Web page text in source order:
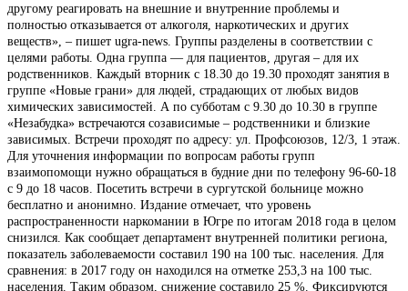
другому реагировать на внешние и внутренние проблемы и
полностью отказывается от алкоголя, наркотических и других
веществ», – пишет ugra-news. Группы разделены в соответствии с
целями работы. Одна группа — для пациентов, другая – для их
родственников. Каждый вторник с 18.30 до 19.30 проходят занятия в
группе «Новые грани» для людей, страдающих от любых видов
химических зависимостей. А по субботам с 9.30 до 10.30 в группе
«Незабудка» встречаются созависимые – родственники и близкие
зависимых. Встречи проходят по адресу: ул. Профсоюзов, 12/3, 1 этаж.
Для уточнения информации по вопросам работы групп
взаимопомощи нужно обращаться в будние дни по телефону 96-60-18
с 9 до 18 часов. Посетить встречи в сургутской больнице можно
бесплатно и анонимно. Издание отмечает, что уровень
распространенности наркомании в Югре по итогам 2018 года в целом
снизился. Как сообщает департамент внутренней политики региона,
показатель заболеваемости составил 190 на 100 тыс. населения. Для
сравнения: в 2017 году он находился на отметке 253,3 на 100 тыс.
населения. Таким образом, снижение составило 25 %. Фиксируются